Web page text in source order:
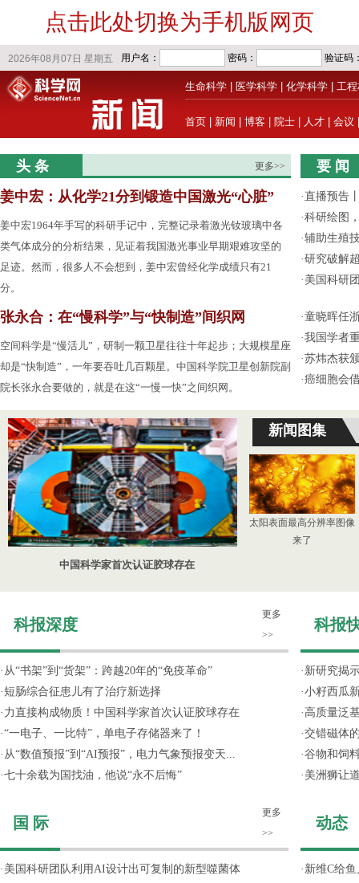
点击此处切换为手机版网页
生命科学 医学科学 化学科学 工
首页 新闻 博客 院士 人才 会议
头 条 更多>>
姜中宏：从化学21分到锻造中国激光“心脏”
姜中宏1964年手写的科研手记中，完整记录着激光钕玻璃中各
类气体成分的分析结果，见证着我国激光事业早期艰难攻坚的
足迹。然而，很多人不会想到，姜中宏曾经化学成绩只有21
分。
张永合：在“慢科学”与“快制造”间织网
空间科学是“慢活儿”，研制一颗卫星往往十年起步；大规模星座
却是“快制造”，一年要吞吐几百颗星。中国科学院卫星创新院副
院长张永合要做的，就是在这“一慢一快”之间织网。
要 闻
·直播预告
·科研绘图
·辅助生殖
·研究破解
· 美国科研
·童晓晖任
·我国学者
·苏炜杰获
·癌细胞会
中国科学家首次认证胶球存在
新闻图集
太阳表面最高分辨率图像
来了
科报深度
更多
>>
· 从“书架”到“货架”：跨越20年的“免疫革命”
· 短肠综合征患儿有了治疗新选择
· 力直接构成物质！中国科学家首次认证胶球存在
·“一电子、一比特”，单电子存储器来了！
· 从“数值预报”到“AI预报”，电力气象预报变天...
·七十余载为国找油，他说“永不后悔”
国 际
更多
>>
· 美国科研团队利用AI设计出可复制的新型噬菌体
科报
· 新研究揭
·小籽西瓜
· 高质量泛
·交错磁体
·谷物和饲
· 美洲狮让
动态
· 新维C给